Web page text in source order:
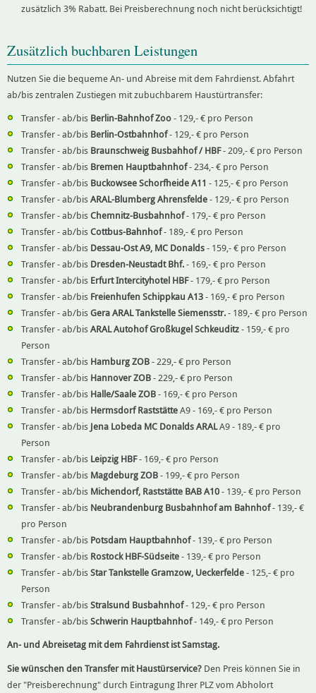
zusätzlich 3% Rabatt. Bei Preisberechnung noch nicht berücksichtigt!
Zusätzlich buchbaren Leistungen
Nutzen Sie die bequeme An- und Abreise mit dem Fahrdienst. Abfahrt
ab/bis zentralen Zustiegen mit zubuchbarem Haustürtransfer:
Transfer - ab/bis Berlin-Bahnhof Zoo- 129,- € pro Person
Transfer - ab/bis Berlin-Ostbahnhof- 129,- € pro Person
Transfer - ab/bis Braunschweig Busbahhof / HBF- 209,- € pro Person
Transfer - ab/bis Bremen Hauptbahnhof- 234,- € pro Person
Transfer - ab/bis Buckowsee Schorfheide A11 - 125,- € pro Person
Transfer - ab/bisARAL-Blumberg Ahrensfelde- 129,- € pro Person
Transfer - ab/bisChemnitz-Busbahnhof- 179,- € pro Person
Transfer - ab/bisCottbus-Bahnhof- 189,- € pro Person
Transfer - ab/bis Dessau-Ost A9, MC Donalds- 159,- € pro Person
Transfer - ab/bis Dresden-Neustadt Bhf.- 169,- € pro Person
Transfer - ab/bis Erfurt Intercityhotel HBF- 179,- € pro Person
Transfer - ab/bis Freienhufen Schippkau A13- 169,- € pro Person
Transfer - ab/bisGera ARAL Tankstelle Siemensstr.- 189,- € pro Person
Transfer - ab/bisARAL Autohof Großkugel Schkeuditz- 159,- € pro
Person
Transfer - ab/bis Hamburg ZOB- 229,- € pro Person
Transfer - ab/bis Hannover ZOB- 229,- € pro Person
Transfer - ab/bis Halle/Saale ZOB- 169,- € pro Person
Transfer - ab/bis Hermsdorf RaststätteA9 - 169,- € pro Person
Transfer - ab/bis Jena Lobeda MC Donalds ARALA9 - 189,- € pro
Person
Transfer - ab/bis Leipzig HBF- 169,- € pro Person
Transfer - ab/bis Magdeburg ZOB- 199,- € pro Person
Transfer - ab/bis Michendorf, Raststätte BAB A10- 139,- € pro Person
Transfer - ab/bis Neubrandenburg Busbahnhof am Bahnhof- 139,- €
pro Person
Transfer - ab/bis Potsdam Hauptbahnhof- 139,- € pro Person
Transfer - ab/bis Rostock HBF-Südseite- 139,- € pro Person
Transfer - ab/bisStar Tankstelle Gramzow, Ueckerfelde- 125,- € pro
Person
Transfer - ab/bisStralsund Busbahnhof- 129,- € pro Person
Transfer - ab/bisSchwerin Hauptbahnhof- 149,- € pro Person
An- und Abreisetag mit dem Fahrdienst ist Samstag.
Sie wünschen den Transfer mit Haustürservice? Den Preis können Sie in
der "Preisberechnung" durch Eintragung Ihrer PLZ vom Abholort